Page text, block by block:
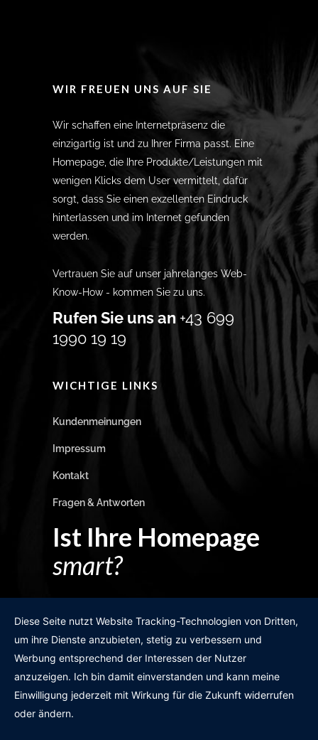
WIR FREUEN UNS AUF SIE
Wir schaffen eine Internetpräsenz die
einzigartig ist und zu Ihrer Firma passt. Eine
Homepage, die Ihre Produkte/Leistungen mit
wenigen Klicks dem User vermittelt, dafür
sorgt, dass Sie einen exzellenten Eindruck
hinterlassen und im Internet gefunden
werden.
Vertrauen Sie auf unser jahrelanges Web-
Know-How - kommen Sie zu uns.
Rufen Sie uns an +43 699
1990 19 19
WICHTIGE LINKS
Kundenmeinungen
Impressum
Kontakt
Fragen & Antworten
Ist Ihre Homepage
smart?
GRATIS WEBSITE-CHECK
Diese Seite nutzt Website Tracking-Technologien von Dritten,
um ihre Dienste anzubieten, stetig zu verbessern und
Werbung entsprechend der Interessen der Nutzer
anzuzeigen. Ich bin damit einverstanden und kann meine
Einwilligung jederzeit mit Wirkung für die Zukunft widerrufen
oder ändern.